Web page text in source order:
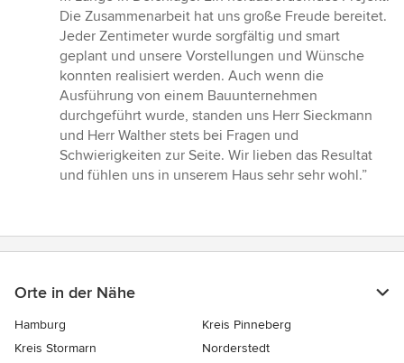
Die Zusammenarbeit hat uns große Freude bereitet.
Jeder Zentimeter wurde sorgfältig und smart
geplant und unsere Vorstellungen und Wünsche
konnten realisiert werden. Auch wenn die
Ausführung von einem Bauunternehmen
durchgeführt wurde, standen uns Herr Sieckmann
und Herr Walther stets bei Fragen und
Schwierigkeiten zur Seite. Wir lieben das Resultat
und fühlen uns in unserem Haus sehr sehr wohl.”
Orte in der Nähe
Hamburg
Kreis Pinneberg
Kreis Stormarn
Norderstedt